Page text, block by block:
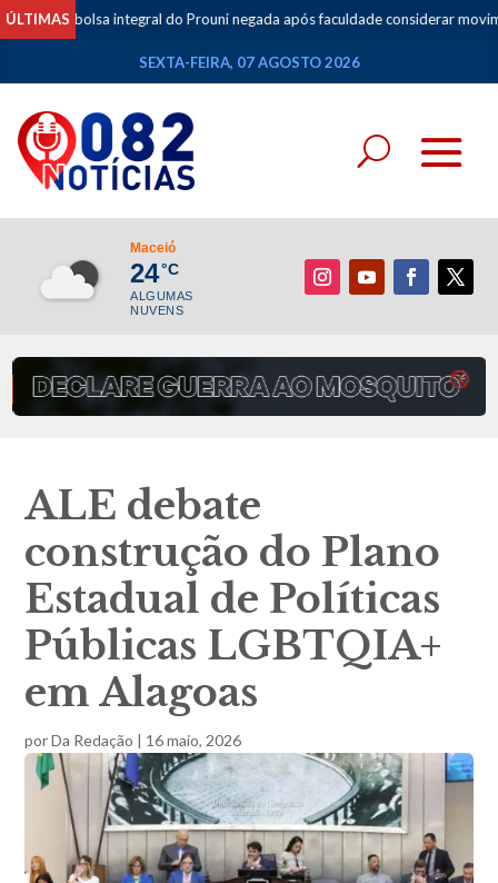
ÚLTIMASintegral do Prouni negada após faculdade considerar movimentações
SEXTA-FEIRA, 07 AGOSTO 2026
Maceió
24°C
ALGUMAS
NUVENS
ALE debate
construção do Plano
Estadual de Políticas
Públicas LGBTQIA+
em Alagoas
porDa Redação | 16 maio, 2026